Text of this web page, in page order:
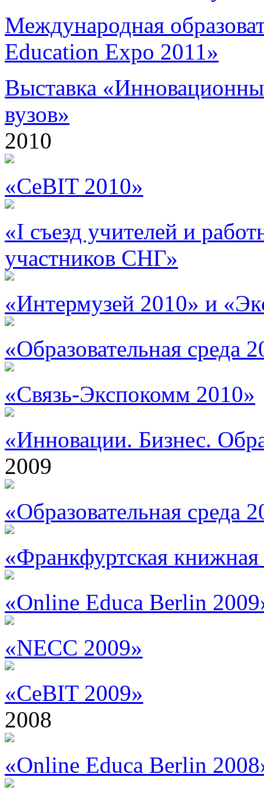
Международная
Education Expo 2011»
Выставка
вузов»
2010
«CeBIT 2010»
«I съезд учителей и
участников СНГ»
«Интермузей 2010» и
«Образовательная среда
«Связь-Экспокомм 2010»
«Инновации. Бизнес.
2009
«Образовательная среда
«Франкфуртская книжная
«Online Educa Berlin
«NECC 2009»
«CeBIT 2009»
2008
«Online Educa Berlin